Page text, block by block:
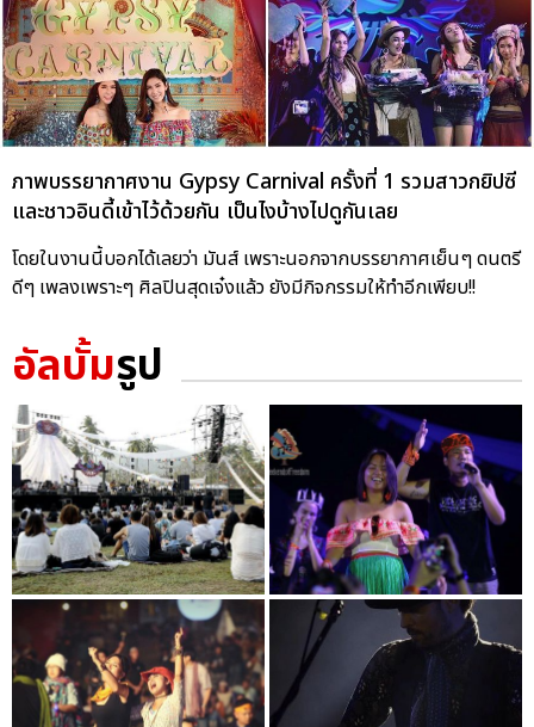
ภาพบรรยากาศงาน Gypsy Carnival ครั้งที่ 1 รวมสาวกยิปซี
และชาวอินดี้เข้าไว้ด้วยกัน เป็นไงบ้างไปดูกันเลย
โดยในงานนี้บอกได้เลยว่า มันส์ เพราะนอกจากบรรยากาศเย็นๆ ดนตรี
ดีๆ เพลงเพราะๆ ศิลปินสุดเจ๋งแล้ว ยังมีกิจกรรมให้ทำอีกเพียบ!!
อัลบั้มรูป